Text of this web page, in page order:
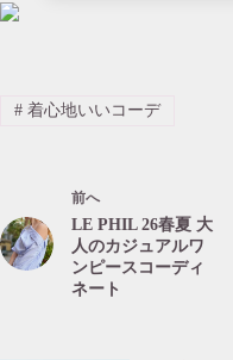
#着心地いいコーデ
前へ
LE PHIL 26春夏 大
人のカジュアルワ
ンピースコーディ
ネート